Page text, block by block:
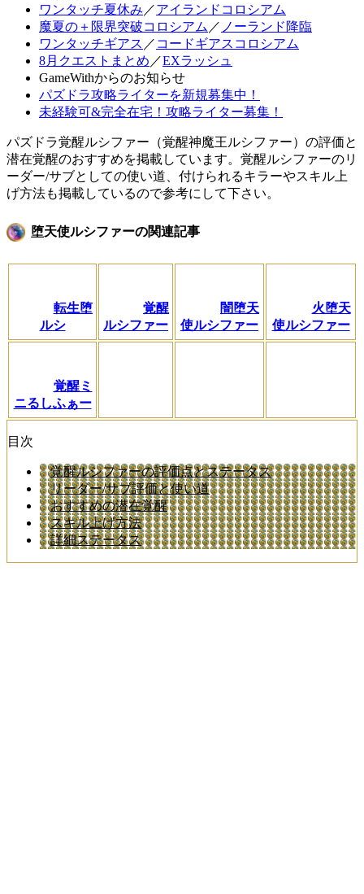
ワンタッチ夏休み ／アイランドコロシアム
魔夏の＋限界突破コロシアム ／ ノーランド降臨
ワンタッチギアス ／ コードギアスコロシアム
8月クエストまとめ ／EXラッシュ
GameWithからのお知らせ
パズドラ攻略ライターを新規募集中！
未経験可&完全在宅！攻略ライター募集！
パズドラ覚醒ルシファー（覚醒神魔王ルシファー）の評価と
潜在覚醒のおすすめを掲載しています。覚醒ルシファーのリ
ーダー/サブとしての使い道、付けられるキラーやスキル上
げ方法も掲載しているので参考にして下さい。
堕天使ルシファーの関連記事
転生堕
ルシ
覚醒
ルシファー
闇堕天
使ルシファー
火堕天
使ルシファー
覚醒ミ
ニるしふぁー
目次
覚醒ルシファーの評価点とステータス
リーダー/サブ評価と使い道
おすすめの潜在覚醒
スキル上げ方法
詳細ステータス